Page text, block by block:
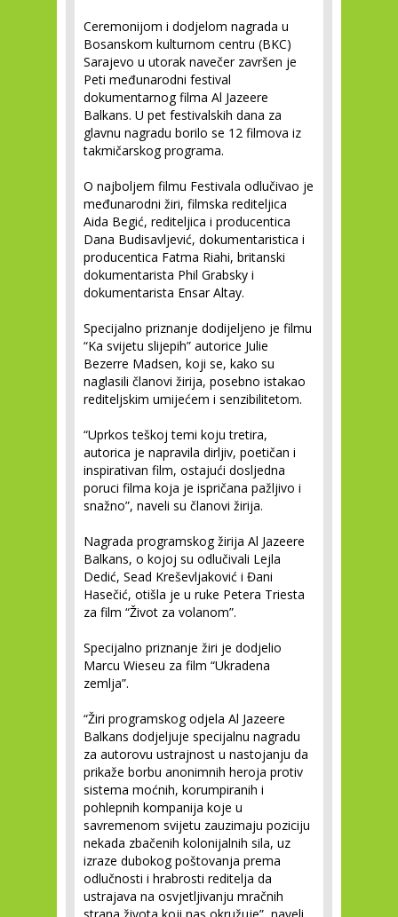
Ceremonijom i dodjelom nagrada u
Bosanskom kulturnom centru (BKC)
Sarajevo u utorak navečer završen je
Peti međunarodni festival
dokumentarnog filma Al Jazeere
Balkans. U pet festivalskih dana za
glavnu nagradu borilo se 12 filmova iz
takmičarskog programa.
O najboljem filmu Festivala odlučivao je
međunarodni žiri, filmska rediteljica
Aida Begić, rediteljica i producentica
Dana Budisavljević, dokumentaristica i
producentica Fatma Riahi, britanski
dokumentarista Phil Grabsky i
dokumentarista Ensar Altay.
Specijalno priznanje dodijeljeno je filmu
“Ka svijetu slijepih” autorice Julie
Bezerre Madsen, koji se, kako su
naglasili članovi žirija, posebno istakao
rediteljskim umijećem i senzibilitetom.
“Uprkos teškoj temi koju tretira,
autorica je napravila dirljiv, poetičan i
inspirativan film, ostajući dosljedna
poruci filma koja je ispričana pažljivo i
snažno”, naveli su članovi žirija.
Nagrada programskog žirija Al Jazeere
Balkans, o kojoj su odlučivali Lejla
Dedić, Sead Kreševljaković i Đani
Hasečić, otišla je u ruke Petera Triesta
za film “Život za volanom”.
Specijalno priznanje žiri je dodjelio
Marcu Wieseu za film “Ukradena
zemlja”.
“Žiri programskog odjela Al Jazeere
Balkans dodjeljuje specijalnu nagradu
za autorovu ustrajnost u nastojanju da
prikaže borbu anonimnih heroja protiv
sistema moćnih, korumpiranih i
pohlepnih kompanija koje u
savremenom svijetu zauzimaju poziciju
nekada zbačenih kolonijalnih sila, uz
izraze dubokog poštovanja prema
odlučnosti i hrabrosti reditelja da
ustrajava na osvjetljivanju mračnih